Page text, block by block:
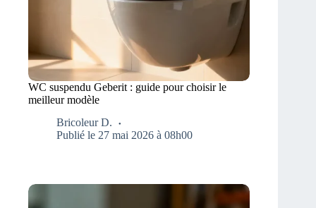
WC suspendu Geberit : guide pour choisir le
meilleur modèle
Bricoleur D.
Publié le 27 mai 2026 à 08h00